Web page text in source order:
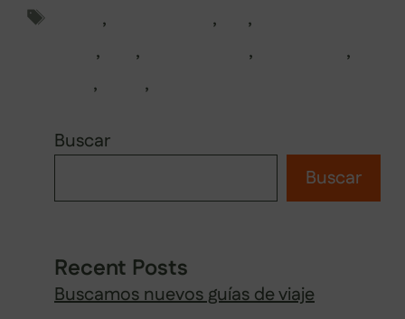
, , ,
, , ,
,
, ,
Buscar
Buscar
Recent Posts
Buscamos nuevos guías de viaje